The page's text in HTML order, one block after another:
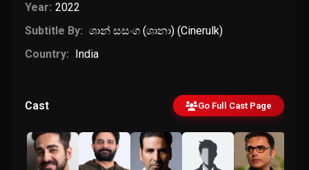
Year: 2022
Subtitle By: ශාන් සසංග (ශානා) (Cinerulk)
Country:
India
Cast Go Full Cast Page